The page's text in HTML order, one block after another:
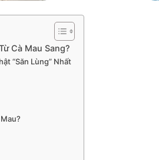
Cà Mau Sang?
“Săn Lùng” Nhất